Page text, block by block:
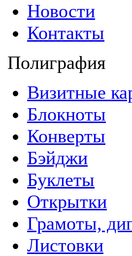
Новости
Контакты
Полиграфия
Визитные
Блокноты
Конверты
Бэйджи
Буклеты
Открытки
Грамоты,
Листовки